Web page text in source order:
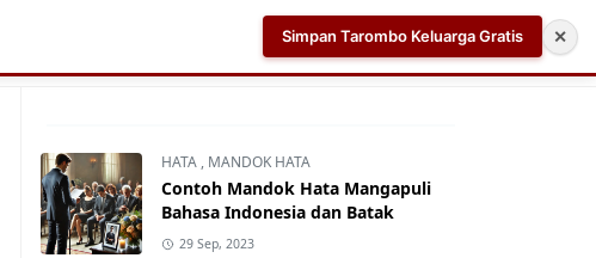
Aplikasi AI Teleprompter dan Pembuat Skrip Video
HATA , MANDOK HATA
Contoh Mandok Hata Mangapuli
Bahasa Indonesia dan Batak
29 Sep, 2023
Simpan Tarombo Keluarga Gratis ✕